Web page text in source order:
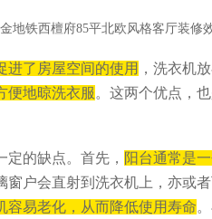
金地铁西檀府85平北欧风格客厅装修
进了房屋空间的使用 ，洗衣机
便地晾洗衣服 。这两个优点，
的缺点。首先， 阳台通常是
户会直射到洗衣机上，亦或
容易老化，从而降低使用寿命